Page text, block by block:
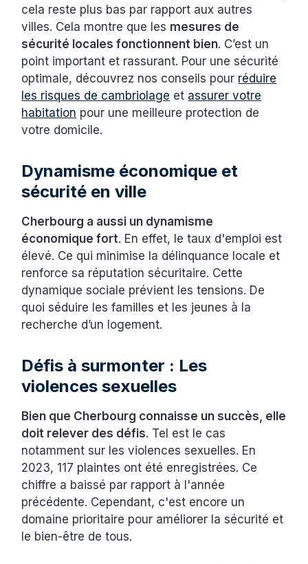
cela reste plus bas par rapport aux autres
villes. Cela montre que les mesures de
sécurité locales fonctionnent bien. C’est un
point important et rassurant. Pour une sécurité
optimale, découvrez nos conseils pour réduire
les risques de cambriolage et assurer votre
habitation pour une meilleure protection de
votre domicile.
Dynamisme économique et
sécurité en ville
Cherbourg a aussi un dynamisme
économique fort. En effet, le taux d'emploi est
élevé. Ce qui minimise la délinquance locale et
renforce sa réputation sécuritaire. Cette
dynamique sociale prévient les tensions. De
quoi séduire les familles et les jeunes à la
recherche d’un logement.
Défis à surmonter : Les
violences sexuelles
Bien que Cherbourg connaisse un succès, elle
doit relever des défis. Tel est le cas
notamment sur les violences sexuelles. En
2023, 117 plaintes ont été enregistrées. Ce
chiffre a baissé par rapport à l'année
précédente. Cependant, c'est encore un
domaine prioritaire pour améliorer la sécurité et
le bien-être de tous.